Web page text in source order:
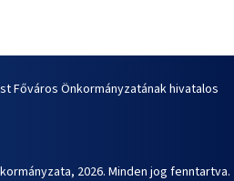
Főváros Önkormányzatának hivatalos
2026. Minden jog fenntartva.